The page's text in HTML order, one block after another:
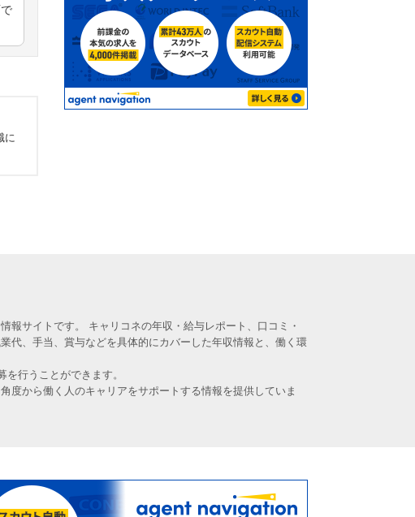
に
サイトです。 キャリコネの年収・給与レポート、口コミ・
代、手当、賞与などを具体的にカバーした年収情報と、働く環
行うことができます。
度から働く人のキャリアをサポートする情報を提供していま